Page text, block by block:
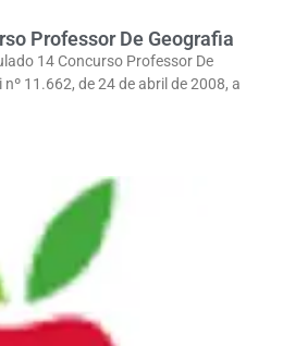
Professor De Geografia
14 Concurso Professor De
11.662, de 24 de abril de 2008, a